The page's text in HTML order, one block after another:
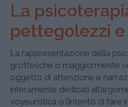
La
pettegolezzi
La rappresentazione della
grottesche o maggiormente
oggetto di attenzione e
interamente dedicati
voyeuristica o l’intento di